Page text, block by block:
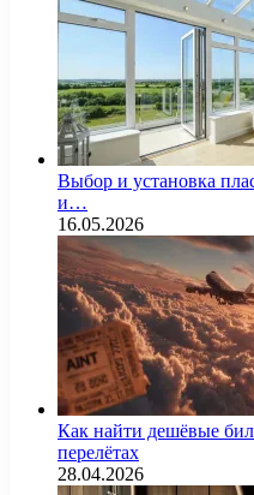
Выбор и установка
и…
16.05.2026
Как найти дешёвые
перелётах
28.04.2026